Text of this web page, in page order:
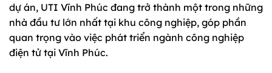
dự án, UTI Vĩnh Phúc đang trở thành một trong những
nhà đầu tư lớn nhất tại khu công nghiệp, góp phần
quan trọng vào việc phát triển ngành công nghiệp
điện tử tại Vĩnh Phúc.